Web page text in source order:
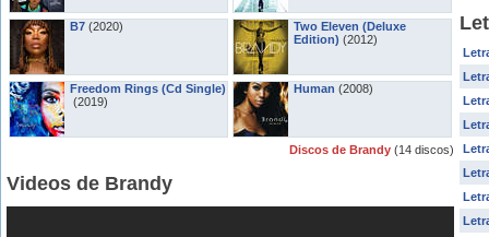
B7 (2020)
Freedom Rings (Cd Single)
(2019)
Two Eleven (Deluxe
Edition) (2012)
Human (2008)
Discos de Brandy (14 discos)
Videos de Brandy